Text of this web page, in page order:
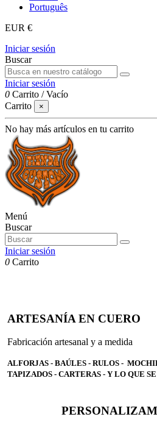
Português
EUR €
Iniciar sesión
Buscar
Iniciar sesión
0 Carrito /Vacío
Carrito
×
No hay más artículos en tu carrito
Menú
Buscar
Iniciar sesión
0 Carrito
ARTESANÍA EN CUERO
Fabricación artesanal y a medida
ALFORJAS - BAÚLES - RULOS -
TAPIZADOS - CARTERAS - Y LO QUE